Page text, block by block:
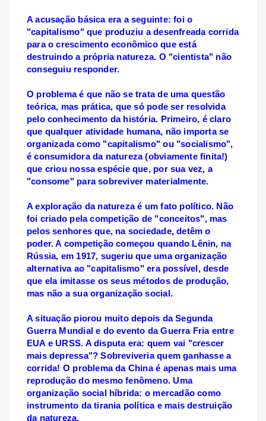
A acusação básica era a seguinte: foi o
"capitalismo" que produziu a desenfreada corrida
para o crescimento econômico que está
destruindo a própria natureza. O "cientista" não
conseguiu responder.
O problema é que não se trata de uma questão
teórica, mas prática, que só pode ser resolvida
pelo conhecimento da história. Primeiro, é claro
que qualquer atividade humana, não importa se
organizada como "capitalismo" ou "socialismo",
é consumidora da natureza (obviamente finita!)
que criou nossa espécie que, por sua vez, a
"consome" para sobreviver materialmente.
A exploração da natureza é um fato político. Não
foi criado pela competição de "conceitos", mas
pelos senhores que, na sociedade, detêm o
poder. A competição começou quando Lênin, na
Rússia, em 1917, sugeriu que uma organização
alternativa ao "capitalismo" era possível, desde
que ela imitasse os seus métodos de produção,
mas não a sua organização social.
A situação piorou muito depois da Segunda
Guerra Mundial e do evento da Guerra Fria entre
EUA e URSS. A disputa era: quem vai "crescer
mais depressa"? Sobreviveria quem ganhasse a
corrida! O problema da China é apenas mais uma
reprodução do mesmo fenômeno. Uma
organização social híbrida: o mercadão como
instrumento da tirania política e mais destruição
da natureza.